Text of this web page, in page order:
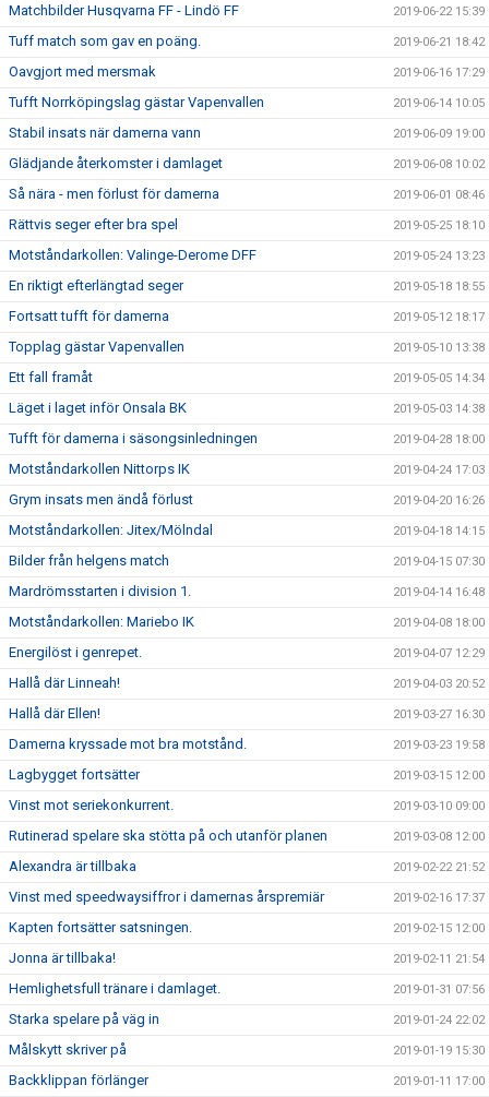
Matchbilder Husqvarna FF - Lindö FF 2019-06-22 15:39
Tuff match som gav en poäng. 2019-06-21 18:42
Oavgjort med mersmak 2019-06-16 17:29
Tufft Norrköpingslag gästar Vapenvallen 2019-06-14 10:05
Stabil insats när damerna vann 2019-06-09 19:00
Glädjande återkomster i damlaget 2019-06-08 10:02
Så nära - men förlust för damerna 2019-06-01 08:46
Rättvis seger efter bra spel 2019-05-25 18:10
Motståndarkollen: Valinge-Derome DFF 2019-05-24 13:23
En riktigt efterlängtad seger 2019-05-18 18:55
Fortsatt tufft för damerna 2019-05-12 18:17
Topplag gästar Vapenvallen 2019-05-10 13:38
Ett fall framåt 2019-05-05 14:34
Läget i laget inför Onsala BK 2019-05-03 14:38
Tufft för damerna i säsongsinledningen 2019-04-28 18:00
Motståndarkollen Nittorps IK 2019-04-24 17:03
Grym insats men ändå förlust 2019-04-20 16:26
Motståndarkollen: Jitex/Mölndal 2019-04-18 14:15
Bilder från helgens match 2019-04-15 07:30
Mardrömsstarten i division 1. 2019-04-14 16:48
Motståndarkollen: Mariebo IK 2019-04-08 18:00
Energilöst i genrepet. 2019-04-07 12:29
Hallå där Linneah! 2019-04-03 20:52
Hallå där Ellen! 2019-03-27 16:30
Damerna kryssade mot bra motstånd. 2019-03-23 19:58
Lagbygget fortsätter 2019-03-15 12:00
Vinst mot seriekonkurrent. 2019-03-10 09:00
Rutinerad spelare ska stötta på och utanför planen 2019-03-08 12:00
Alexandra är tillbaka 2019-02-22 21:52
Vinst med speedwaysiffror i damernas årspremiär 2019-02-16 17:37
Kapten fortsätter satsningen. 2019-02-15 12:00
Jonna är tillbaka! 2019-02-11 21:54
Hemlighetsfull tränare i damlaget. 2019-01-31 07:56
Starka spelare på väg in 2019-01-24 22:02
Målskytt skriver på 2019-01-19 15:30
Backklippan förlänger 2019-01-11 17:00